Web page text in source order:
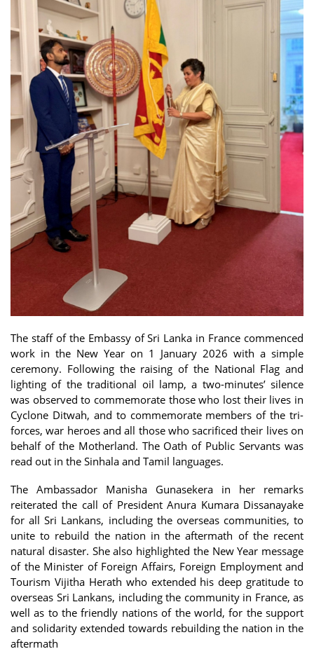
The staff of the Embassy of Sri Lanka in France commenced
work in the New Year on 1 January 2026 with a simple
ceremony. Following the raising of the National Flag and
lighting of the traditional oil lamp, a two-minutes’ silence
was observed to commemorate those who lost their lives in
Cyclone Ditwah, and to commemorate members of the tri-
forces, war heroes and all those who sacrificed their lives on
behalf of the Motherland. The Oath of Public Servants was
read out in the Sinhala and Tamil languages.
The Ambassador Manisha Gunasekera in her remarks
reiterated the call of President Anura Kumara Dissanayake
for all Sri Lankans, including the overseas communities, to
unite to rebuild the nation in the aftermath of the recent
natural disaster. She also highlighted the New Year message
of the Minister of Foreign Affairs, Foreign Employment and
Tourism Vijitha Herath who extended his deep gratitude to
overseas Sri Lankans, including the community in France, as
well as to the friendly nations of the world, for the support
and solidarity extended towards rebuilding the nation in the
aftermath